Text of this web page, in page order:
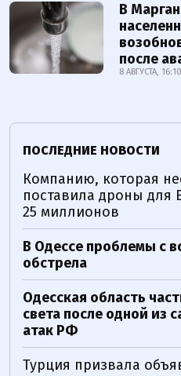
В
после
8 АВГУСТА, 16:10
ПОСЛЕДНИЕ НОВОСТИ
Компанию, которая
поставила дроны для
25 миллионов
В Одессе проблемы с
обстрела
Одесская область
света после одной из
атак РФ
Турция призвала